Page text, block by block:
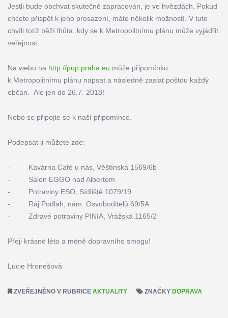
Jestli bude obchvat skutečně zapracován, je ve hvězdách. Pokud
chcete přispět k jeho prosazení, máte několik možností. V tuto
chvíli totiž běží lhůta, kdy se k Metropolitnímu plánu může vyjádřit
veřejnost.
Na webu na http://pup.praha.eu může připomínku
k Metropolitnímu plánu napsat a následně zaslat poštou každý
občan. Ale jen do 26.7. 2018!
Nebo se připojte se k naší připomínce.
Podepsat ji můžete zde:
- Kavárna Café u nás, Věštínská 1569/6b
- Salon EGGO nad Albertem
- Potraviny ESO, Sídliště 1079/19
- Ráj Podlah, nám. Osvoboditelů 69/5A
- Zdravé potraviny PINIA, Vrážská 1165/2
Přeji krásné léto a méně dopravního smogu!
Lucie Hronešová
ZVEŘEJNĚNO V RUBRICE AKTUALITY ZNAČKY DOPRAVA